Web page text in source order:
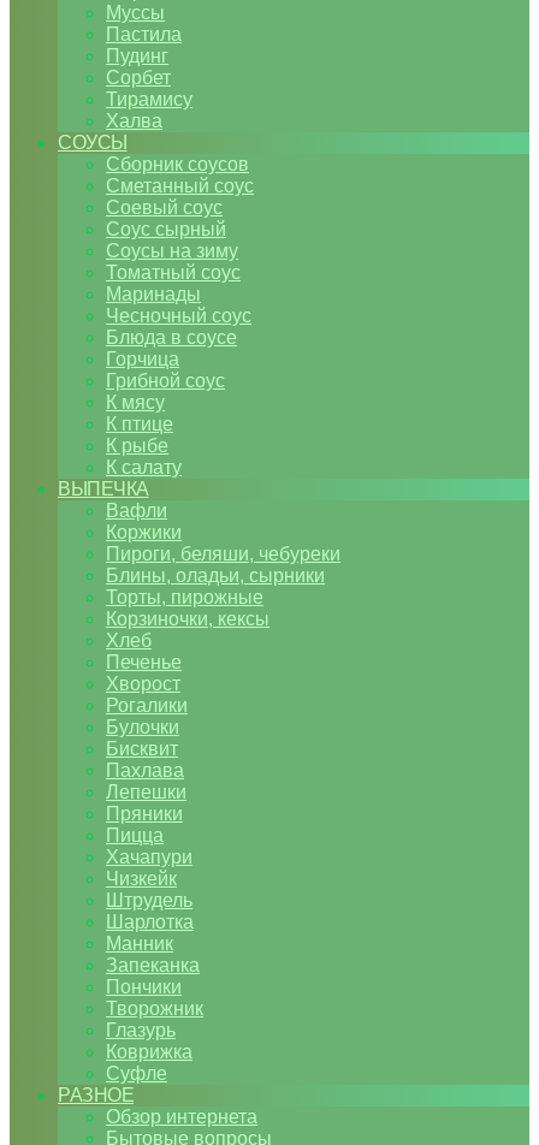
Муссы
Пастила
Пудинг
Сорбет
Тирамису
Халва
СОУСЫ
Сборник соусов
Сметанный соус
Соевый соус
Соус сырный
Соусы на зиму
Томатный соус
Маринады
Чесночный соус
Блюда в соусе
Горчица
Грибной соус
К мясу
К птице
К рыбе
К салату
ВЫПЕЧКА
Вафли
Коржики
Пироги, беляши, чебуреки
Блины, оладьи, сырники
Торты, пирожные
Корзиночки, кексы
Хлеб
Печенье
Хворост
Рогалики
Булочки
Бисквит
Пахлава
Лепешки
Пряники
Пицца
Хачапури
Чизкейк
Штрудель
Шарлотка
Манник
Запеканка
Пончики
Творожник
Глазурь
Коврижка
Суфле
РАЗНОЕ
Обзор интернета
Бытовые вопросы